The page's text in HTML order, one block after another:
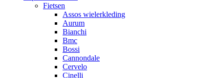
Fietsen
Assos wielerkleding
Aurum
Bianchi
Bmc
Bossi
Cannondale
Cervelo
Cinelli